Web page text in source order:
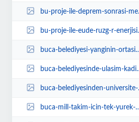
bu-proje-ile-deprem-sonrasi-menopozal-donemdeki-kadinlarin-saglik-ihtiyaclari...
bu-proje-ile-eude-ruzg-r-enerjisi-kullanilmasina-yonelik-yol-haritasi-sunulac...
buca-belediyesi-yanginin-ortasinda-kalan-canlara-kucak-acti-fBG9InJ4.jpg
buca-belediyesinde-ulasim-kadinlara-emanet-zARiqu5H.jpg
buca-belediyesinden-universite-ogrencileri-icin-konukevi-rq5pxtUQ.jpg
buca-mill-takim-icin-tek-yurek-oldu-nUsHUV6s.jpg